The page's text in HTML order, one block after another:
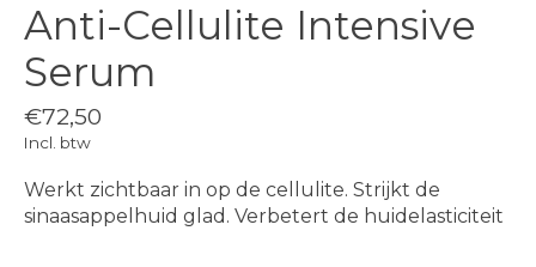
Anti-Cellulite Intensive
Serum
€72,50
Incl. btw
Werkt zichtbaar in op de cellulite. Strijkt de
sinaasappelhuid glad. Verbetert de huidelasticiteit